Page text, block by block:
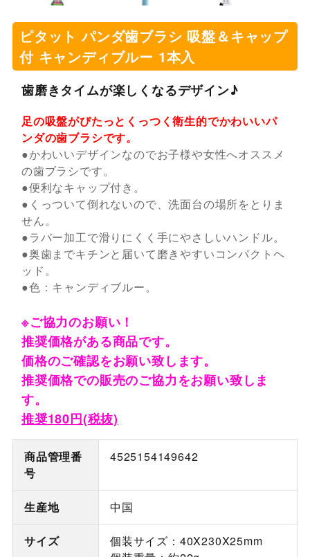
ピタット パンダ歯ブラシ 吸盤＆キャップ
付 キャンディブルー 1本入
歯磨きタイムが楽しくなるデザイン♪
足の吸盤がぴたっとくっつく衛生的でかわいいパ
ンダの歯ブラシです。
●かわいいデザインなのでお子様や女性へオススメ
の歯ブラシです。
●便利なキャップ付き。
●くっついて倒れないので、洗面台の場所をとりま
せん。
●ラバー加工で滑りにくく手にやさしいハンドル。
●奥歯までキチンと届いて磨きやすいコンパクトヘ
ッド。
●色：キャンディブルー。
※ご協力のお願い！
推奨価格がある商品です。
価格のご確認をお願い致します。
推奨価格での販売のご協力をお願い致しま
す。
推奨180円(税抜)
商品管理番
号
4525154149642
生産地 中国
サイズ
個装サイズ：40X230X25mm